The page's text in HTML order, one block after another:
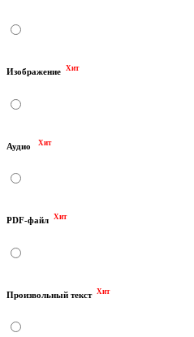
Изображение Хит
Аудио Хит
PDF-файл Хит
Произвольный текст Хит